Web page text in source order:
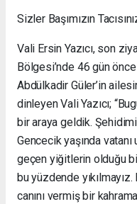
Sizler Başımızın
Vali Ersin Yazıcı, son
Bölgesi’nde 46 gün
Abdülkadir Güler’in
dinleyen Vali Yazıcı;
bir araya geldik.
Gencecik yaşında
geçen yiğitlerin olduğu
bu yüzdende
canını vermiş bir